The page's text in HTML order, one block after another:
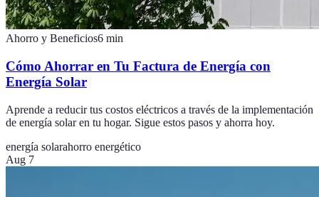
Ahorro y Beneficios6 min
Cómo Ahorrar en Tu Factura de Energía con
Energía Solar
Aprende a reducir tus costos eléctricos a través de la implementación
de energía solar en tu hogar. Sigue estos pasos y ahorra hoy.
energía solarahorro energético
Aug 7